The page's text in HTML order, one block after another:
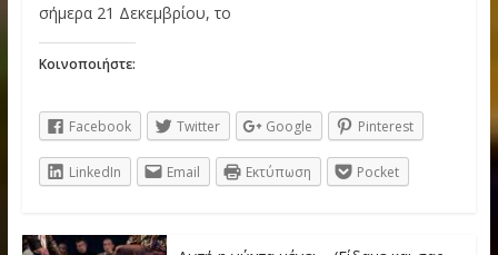
σήμερα 21 Δεκεμβρίου, το
Κοινοποιήστε:
Facebook Twitter Google Pinterest
LinkedIn Email Εκτύπωση Pocket